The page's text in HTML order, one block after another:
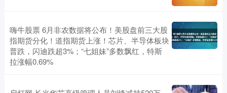
嗨牛股票 6月非农数据将公布！美股盘前三大股
指期货分化！道指期货上涨！芯片、半导体板块
普跌，闪迪跌超3%；“七姐妹”多数飘红，特斯
拉涨幅0.69%